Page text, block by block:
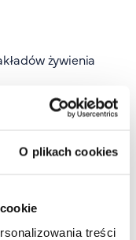
O plikach cookies
treści
żywienia
życia